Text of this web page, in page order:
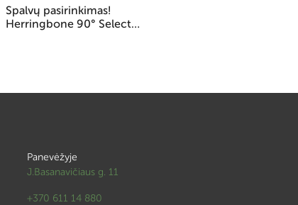
Spalvų pasirinkimas!
Herringbone 90° Select
Panevėžyje
J.Basanavičiaus g. 11
+370 611 14 880